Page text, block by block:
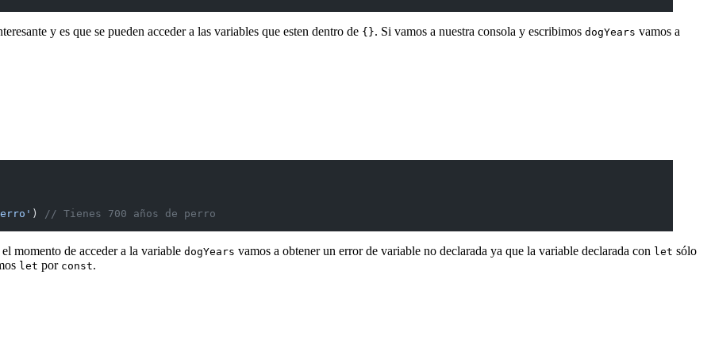
y es que se pueden acceder a las variables que esten dentro de {}. Si vamos a nuestra consola y escribimos dogYears vamos a
) // Tienes 700 años de perro
momento de acceder a la variable dogYears vamos a obtener un error de variable no declarada ya que la variable declarada con let sólo
let por const.